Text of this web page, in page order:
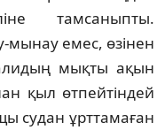
тамсаныпты.
емес, өзінен
мықты ақын
қыл өтпейтіндей
судан ұрттамаған